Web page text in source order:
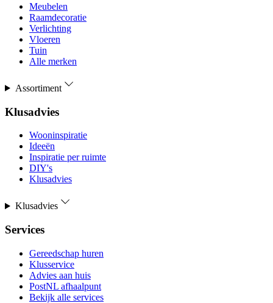
Meubelen
Raamdecoratie
Verlichting
Vloeren
Tuin
Alle merken
Assortiment
Klusadvies
Wooninspiratie
Ideeën
Inspiratie per ruimte
DIY's
Klusadvies
Klusadvies
Services
Gereedschap huren
Klusservice
Advies aan huis
PostNL afhaalpunt
Bekijk alle services